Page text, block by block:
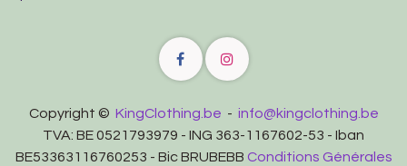
Copyright © KingClothing.be - info@kingclothing.be
TVA: BE 0521793979 - ING 363-1167602-53 - Iban
BE53363116760253 - Bic BRUBEBB Conditions Générales